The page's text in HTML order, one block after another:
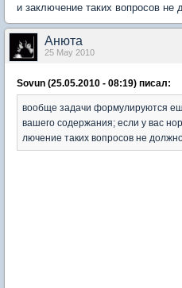
и заключение таких вопросов не
Анюта
25 May 2010
Sovun (25.05.2010 - 08:19) писал:
вообще задачи формулируются
вашего содержания; если у вас
лючение таких вопросов не должно